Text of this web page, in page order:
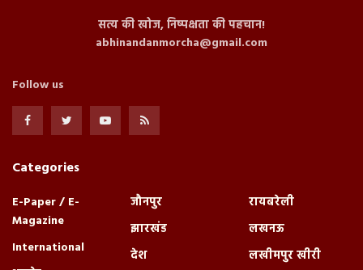
सत्य की खोज, निष्पक्षता की पहचान!
abhinandanmorcha@gmail.com
Follow us
Categories
E-Paper / E-
Magazine
International
जौनपुर
झारखंड
देश
रायबरेली
लखनऊ
लखीमपुर खीरी